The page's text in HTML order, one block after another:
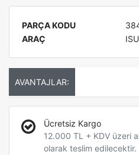
PARÇA KODU
ARAÇ
AVANTAJLAR:
Ücretsiz Kargo
12.000 TL + KDV üzeri
olarak teslim edilecektir.